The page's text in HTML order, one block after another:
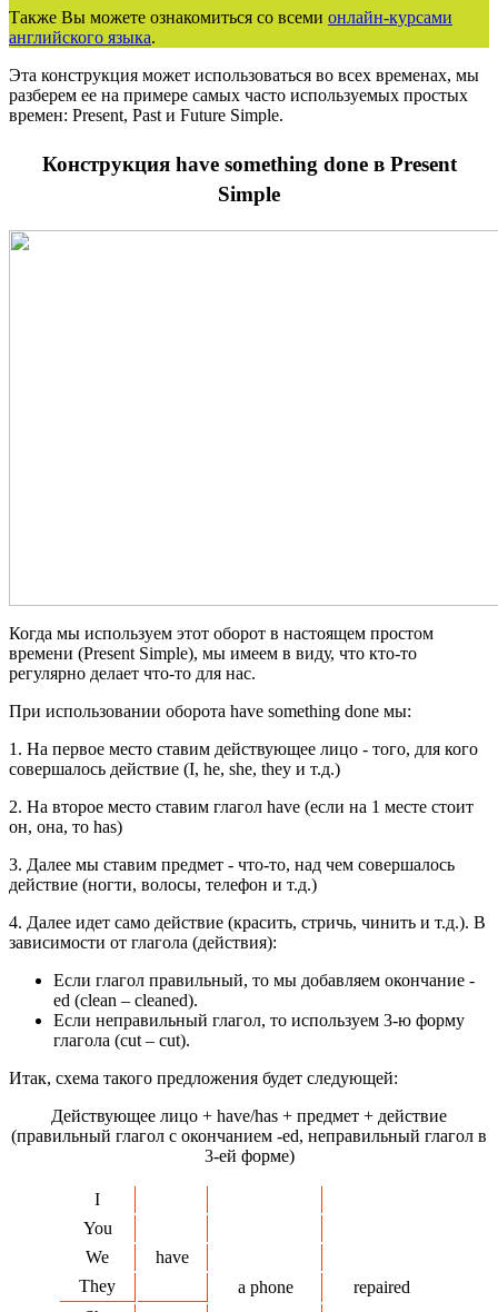
Также Вы можете ознакомиться со всеми онлайн-курсами
английского языка.
Эта конструкция может использоваться во всех временах, мы
разберем ее на примере самых часто используемых простых
времен: Present, Past и Future Simple.
Конструкция have something done в Present
Simple
Когда мы используем этот оборот в настоящем простом
времени (Present Simple), мы имеем в виду, что кто-то
регулярно делает что-то для нас.
При использовании оборота have something done мы:
1. На первое место ставим действующее лицо - того, для кого
совершалось действие (I, he, she, they и т.д.)
2. На второе место ставим глагол have (если на 1 месте стоит
он, она, то has)
3. Далее мы ставим предмет - что-то, над чем совершалось
действие (ногти, волосы, телефон и т.д.)
4. Далее идет само действие (красить, стричь, чинить и т.д.). В
зависимости от глагола (действия):
Если глагол правильный, то мы добавляем окончание -
ed (clean – cleaned).
Если неправильный глагол, то используем 3-ю форму
глагола (cut – cut).
Итак, схема такого предложения будет следующей:
Действующее лицо + have/has + предмет + действие
(правильный глагол с окончанием -ed, неправильный глагол в
3-ей форме)
I
You
We
have
They
a phone
repaired